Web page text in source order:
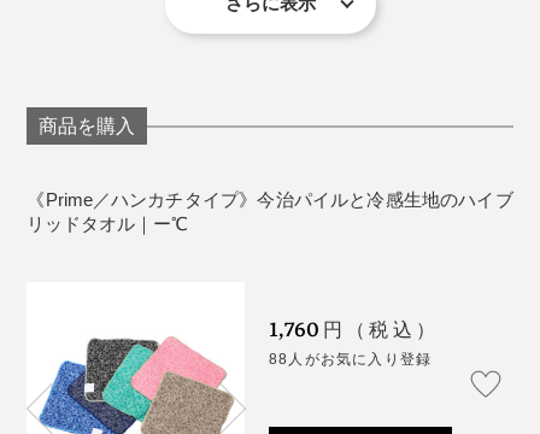
ダウンし、溶けかけたドリンクで喉をうるおすそう。汗
おしゃれなカラーリングも使いたくなる要素のひとつ。
閉じ込めにくい原料を製造。
細のマイクロファイバーに。１本の糸が110本のマイク
さらに、その糸をメッシュ状に編むことで、熱伝導性を
戻るのも、隙間から熱が逃げるためです。
多いなか、本品はあっという間に浸透。パイル面だけで
その後、硬く絞って干したところ、しばらくすると他社
製品からはポタポタと水が滴りましたが、本品は滴りま
にかけたときに服を濡らしてしまう不快感が少ないと感
じました。
商品を購入
《Prime／ハンカチタイプ》今治パイルと冷感生地のハイブ
リッドタオル｜ー℃
1,760 円（税込）
88人がお気に入り登録